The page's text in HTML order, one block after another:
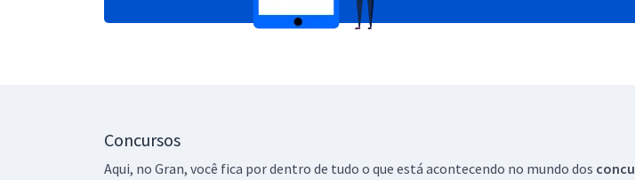
Concursos
Aqui, no Gran, você fica por dentro de tudo o que está acontecendo no mundo dos